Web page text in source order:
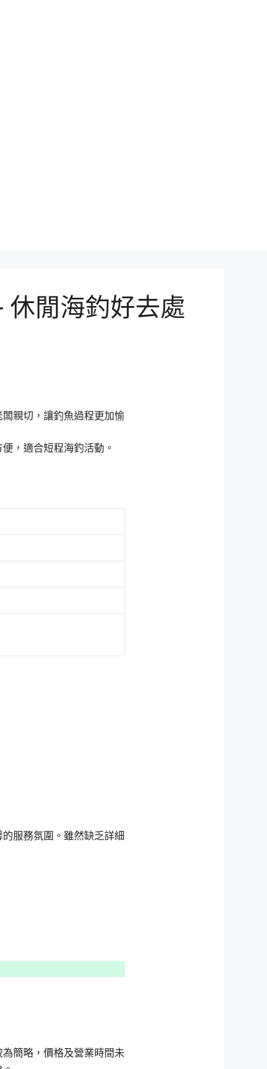
閒海釣好去處
親切，讓釣魚過程更加愉
，適合短程海釣活動。
服務氛圍。雖然缺乏詳細
簡略，價格及營業時間未